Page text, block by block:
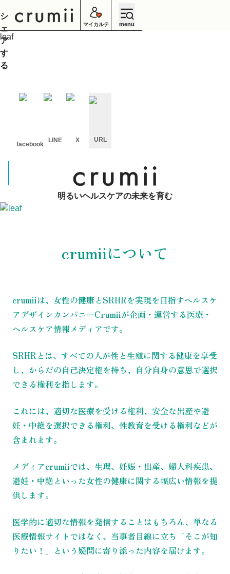
マイカルテ menu
明るいヘルスケアの未来を育む
crumiiについて
crumiiは、女性の健康とSRHRを実現を目指すヘルスケ
アデザインカンパニーCrumiiが企画・運営する医療・
ヘルスケア情報メディアです。
SRHRとは、すべての人が性と生殖に関する健康を享受
し、からだの自己決定権を持ち、自分自身の意思で選択
できる権利を指します。
これには、適切な医療を受ける権利、安全な出産や避
妊・中絶を選択できる権利、性教育を受ける権利などが
含まれます。
メディアcrumiiでは、生理、妊娠・出産、婦人科疾患、
避妊・中絶といった女性の健康に関する幅広い情報を提
供します。
医学的に適切な情報を発信することはもちろん、単なる
医療情報サイトではなく、当事者目線に立ち「そこが知
りたい！」という疑問に寄り添った内容を届けます。
シ
ェ
ア
す
る
facebook
LINE X URL